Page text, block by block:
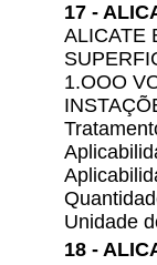
17 -
ALICATE
1.OOO
Unidade
18 -